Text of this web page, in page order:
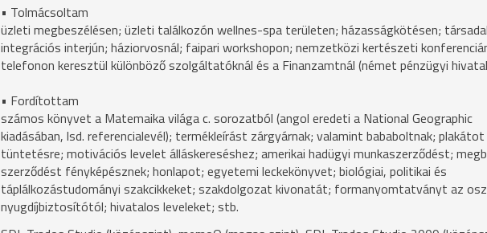
• Tolmácsoltam
üzleti megbeszélésen; üzleti találkozón wellnes-spa területen; házasságkötésen;
integrációs interjún; háziorvosnál; faipari workshopon; nemzetközi kertészeti
telefonon keresztül különböző szolgáltatóknál és a Finanzamtnál (német pénzügyi
• Fordítottam
számos könyvet a Matemaika világa c. sorozatból (angol eredeti a National Geographic
kiadásában, lsd. referencialevél); termékleírást zárgyárnak; valamint bababoltnak; plakátot
tüntetésre; motivációs levelet álláskereséshez; amerikai hadügyi munkaszerződést;
szerződést fényképésznek; honlapot; egyetemi leckekönyvet; biológiai, politikai és
táplálkozástudományi szakcikkeket; szakdolgozat kivonatát; formanyomtatványt az
nyugdíjbiztosítótól; hivatalos leveleket; stb.